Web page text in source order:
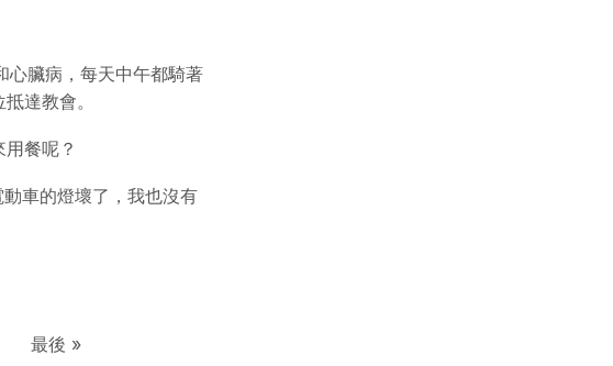
心臟病，每天中午都騎著
達教會。
餐呢？
車的燈壞了，我也沒有
Last page
最後 »